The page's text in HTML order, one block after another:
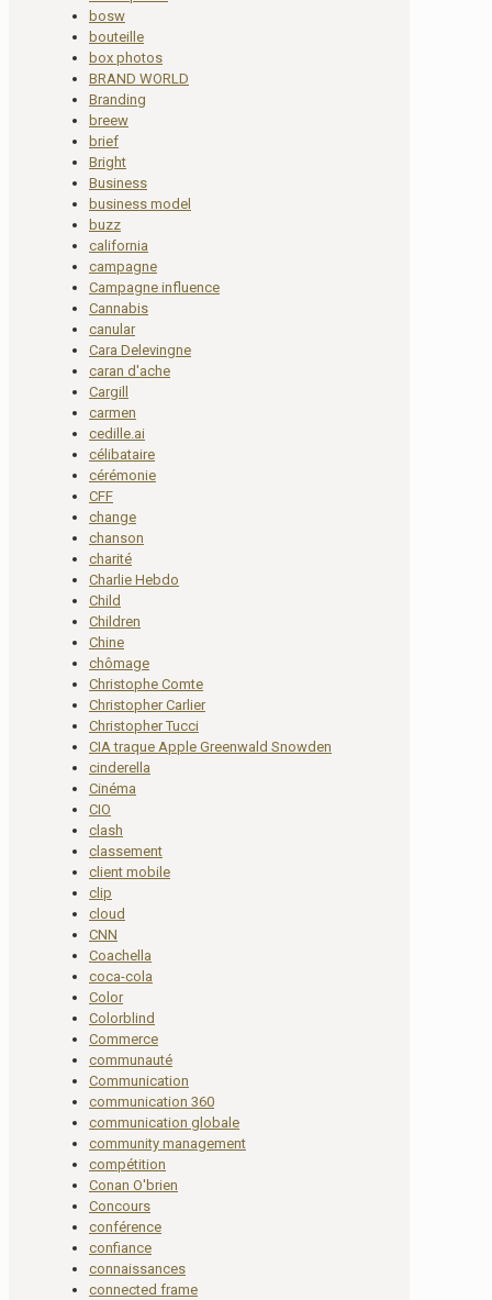
bosw
bouteille
box photos
BRAND WORLD
Branding
breew
brief
Bright
Business
business model
buzz
california
campagne
Campagne influence
Cannabis
canular
Cara Delevingne
caran d'ache
Cargill
carmen
cedille.ai
célibataire
cérémonie
CFF
change
chanson
charité
Charlie Hebdo
Child
Children
Chine
chômage
Christophe Comte
Christopher Carlier
Christopher Tucci
CIA traque Apple Greenwald Snowden
cinderella
Cinéma
CIO
clash
classement
client mobile
clip
cloud
CNN
Coachella
coca-cola
Color
Colorblind
Commerce
communauté
Communication
communication 360
communication globale
community management
compétition
Conan O'brien
Concours
conférence
confiance
connaissances
connected frame